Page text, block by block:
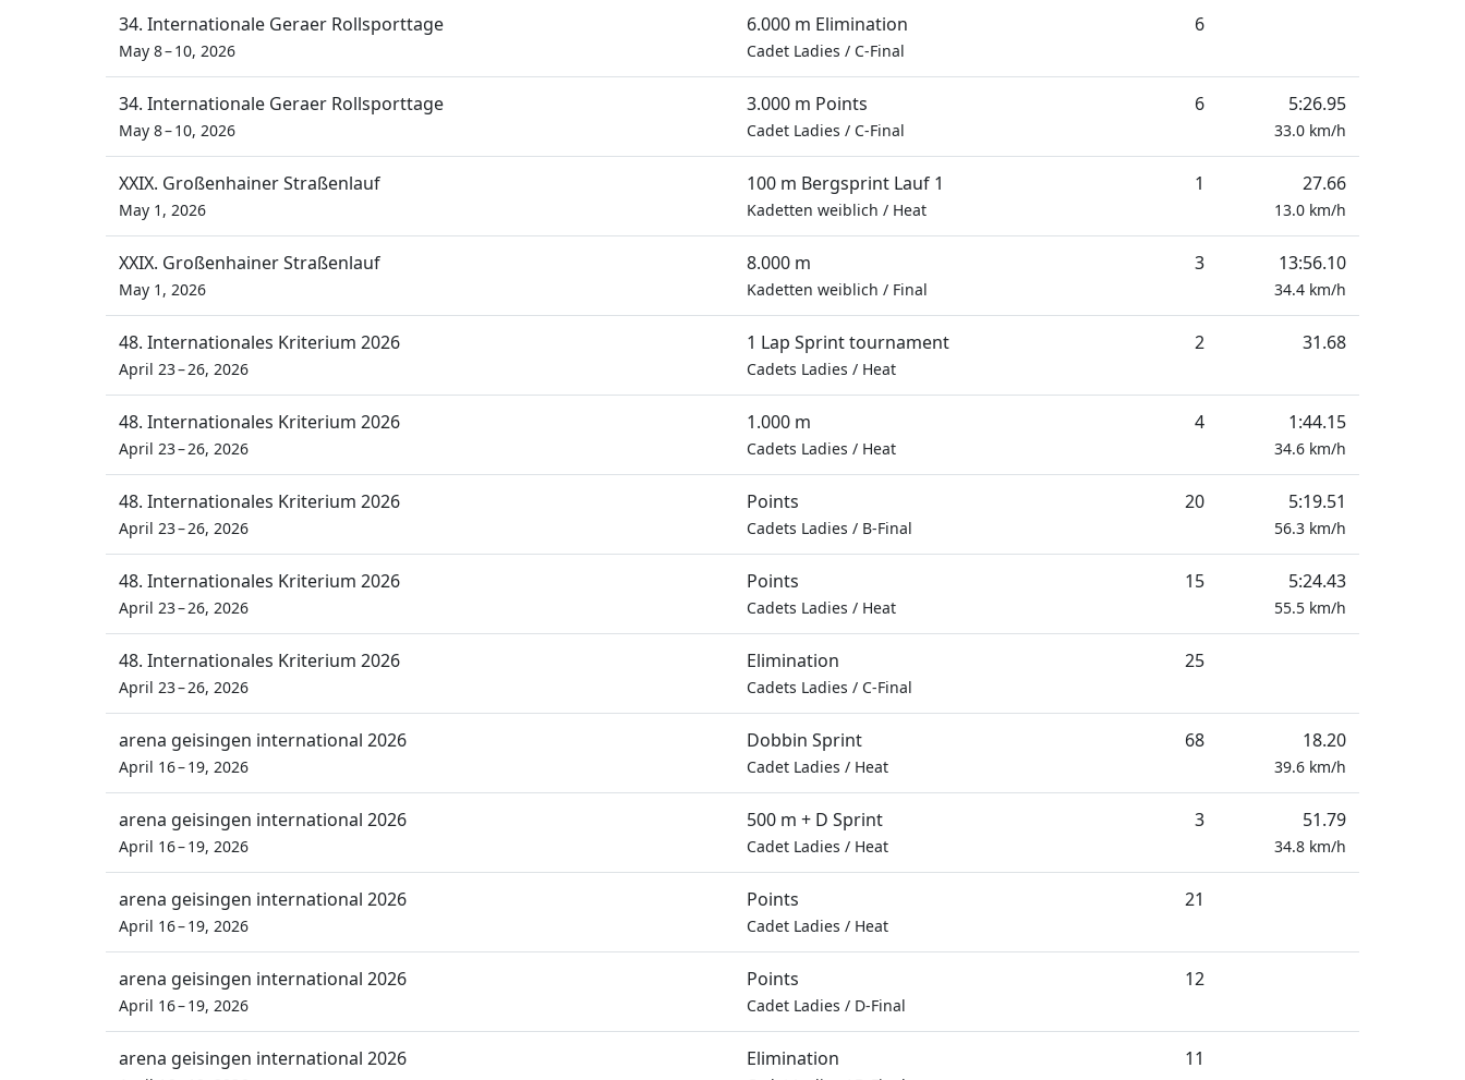
34. Internationale Geraer Rollsporttage
May 8 – 10, 2026
6.000 m Elimination
Cadet Ladies / C-Final
6
34. Internationale Geraer Rollsporttage
May 8 – 10, 2026
3.000 m Points
Cadet Ladies / C-Final
6 5:26.95
33.0 km/h
XXIX. Großenhainer Straßenlauf
May 1, 2026
100 m Bergsprint Lauf 1
Kadetten weiblich / Heat
1 27.66
13.0 km/h
XXIX. Großenhainer Straßenlauf
May 1, 2026
8.000 m
Kadetten weiblich / Final
3 13:56.10
34.4 km/h
48. Internationales Kriterium 2026
April 23 – 26, 2026
1 Lap Sprint tournament
Cadets Ladies / Heat
2 31.68
48. Internationales Kriterium 2026
April 23 – 26, 2026
1.000 m
Cadets Ladies / Heat
4 1:44.15
34.6 km/h
48. Internationales Kriterium 2026
April 23 – 26, 2026
Points
Cadets Ladies / B-Final
20 5:19.51
56.3 km/h
48. Internationales Kriterium 2026
April 23 – 26, 2026
Points
Cadets Ladies / Heat
15 5:24.43
55.5 km/h
48. Internationales Kriterium 2026
April 23 – 26, 2026
Elimination
Cadets Ladies / C-Final
25
arena geisingen international 2026
April 16 – 19, 2026
Dobbin Sprint
Cadet Ladies / Heat
68 18.20
39.6 km/h
arena geisingen international 2026
April 16 – 19, 2026
500 m + D Sprint
Cadet Ladies / Heat
3 51.79
34.8 km/h
arena geisingen international 2026
April 16 – 19, 2026
Points
Cadet Ladies / Heat
21
arena geisingen international 2026
April 16 – 19, 2026
Points
Cadet Ladies / D-Final
12
arena geisingen international 2026 Elimination 11